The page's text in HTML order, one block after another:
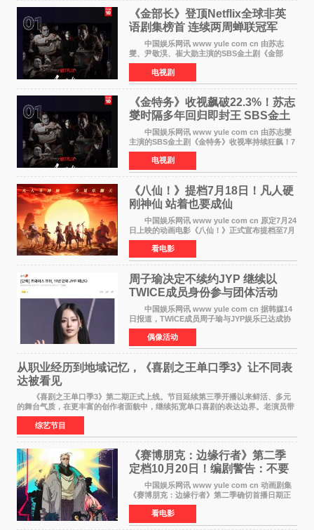
《金部长》登顶Netflix全球非英
语剧集榜首 连续两周蝉联冠军
中国娱乐网讯 www yule com cn 由苏志
燮、尹敬淏、崔大勋主演的SBS金土剧《金部
长》持续席卷全球，收获海内外观众热烈反
响。 15日，据Netflix官方排行榜网站Tudum
公布的数据，SBS金土剧《
电视剧
《金特务》收视飙破22.3%！苏志
燮时隔多年回归即封王 SBS金土
剧新纪录诞生
中国娱乐网讯 www yule com cn 由苏志燮
主演的SBS金土剧《金特务》收视率持续狂飙！7
月11日播出的第6集全国平均收视率高达22 3%，
瞬间最高更冲上26 4%，不仅再度刷新自身纪
录，更稳坐同时段
电视剧
《八仙！》提档7月18日！凡人硬
刚神仙 站着也要成仙
中国娱乐网讯 www yule com cn 原定7月24
日上映的动画电影《八仙！》正式宣布提档至7月
18日。这部国风动画大片将八仙过海，各显神通
这句刻在国人DNA里的俗语玩出了新花样——影
片讲述凡人
看电影
周子瑜决定不续约JYP 继续以
TWICE成员身份参与团体活动
中国娱乐网讯 www yule com cn 据韩媒14
日报道，TWICE成员周子瑜与JYP娱乐已达成协
议，不再续签个人专属合约，但她将继续参与
TWICE的完整团体活动。 周子瑜于2015年通
过生存节目《SIXTE
偶像活动
从职业经历到地域记忆，《喜剧之王单口季3》让不同表
达被看见
《喜剧之王单口季3》第二期正式上线。节目延续第三季开播以来鲜活、多元
的舞台气质，在更丰富的创作者面貌中，继续拓宽单口喜剧的表达边界。老演员带
着更加成熟的文本与舞台掌控回归，新面孔则
综艺节目
《赛博朋克：边缘行者》第二季
定档10月20日！编剧警告：不要
对角色投入太深
中国娱乐网讯 www yule com cn 动画剧集
《赛博朋克：边缘行者》第二季确切首播日期正
式敲定——将于10月20日在Netflix全球上线。此
前，Netflix韩国官方账号曾短暂出现这一日期信
息，随后迅
看电影